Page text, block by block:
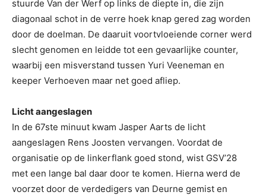
stuurde Van der Werf op links de diepte in, die zijn
diagonaal schot in de verre hoek knap gered zag worden
door de doelman. De daaruit voortvloeiende corner werd
slecht genomen en leidde tot een gevaarlijke counter,
waarbij een misverstand tussen Yuri Veeneman en
keeper Verhoeven maar net goed afliep.
Licht aangeslagen
In de 67ste minuut kwam Jasper Aarts de licht
aangeslagen Rens Joosten vervangen. Voordat de
organisatie op de linkerflank goed stond, wist GSV’28
met een lange bal daar door te komen. Hierna werd de
voorzet door de verdedigers van Deurne gemist en